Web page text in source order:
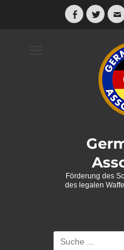
Facebook
Twitter
E-
Förderung des
des legalen
Suche